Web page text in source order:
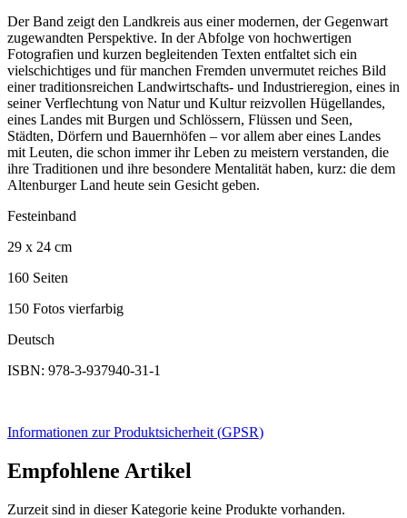
Der Band zeigt den Landkreis aus einer modernen, der Gegenwart
zugewandten Perspektive. In der Abfolge von hochwertigen
Fotografien und kurzen begleitenden Texten entfaltet sich ein
vielschichtiges und für manchen Fremden unvermutet reiches Bild
einer traditionsreichen Landwirtschafts- und Industrieregion, eines in
seiner Verflechtung von Natur und Kultur reizvollen Hügellandes,
eines Landes mit Burgen und Schlössern, Flüssen und Seen,
Städten, Dörfern und Bauernhöfen – vor allem aber eines Landes
mit Leuten, die schon immer ihr Leben zu meistern verstanden, die
ihre Traditionen und ihre besondere Mentalität haben, kurz: die dem
Altenburger Land heute sein Gesicht geben.
Festeinband
29 x 24 cm
160 Seiten
150 Fotos vierfarbig
Deutsch
ISBN: 978-3-937940-31-1
Informationen zur Produktsicherheit (GPSR)
Empfohlene Artikel
Zurzeit sind in dieser Kategorie keine Produkte vorhanden.